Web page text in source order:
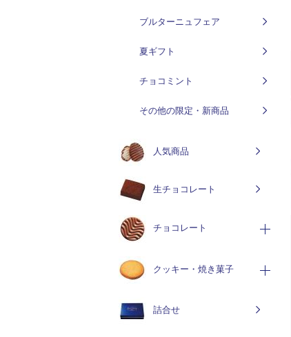
ブルターニュフェア
夏ギフト
チョコミント
その他の限定・新商品
人気商品
生チョコレート
チョコレート
クッキー・焼き菓子
詰合せ